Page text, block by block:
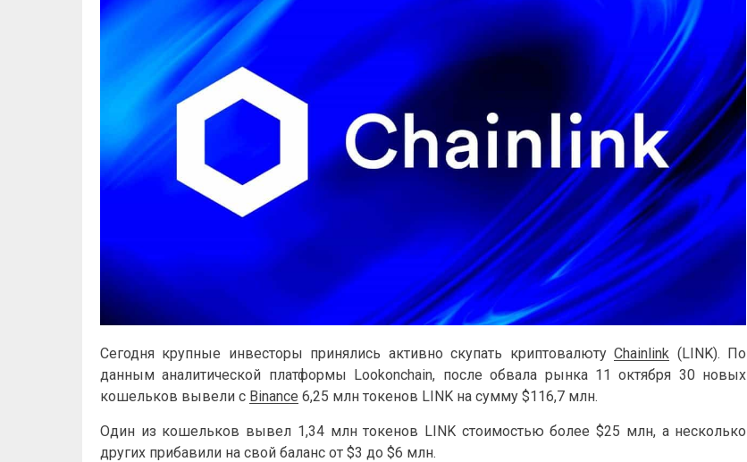
Сегодня крупные инвесторы принялись активно скупать криптовалютуChainlink (LINK). По
данным аналитической платформы Lookonchain, ​​после обвала рынка 11 октября 30 новых
кошельков вывели с Binance 6,25 млн токенов LINK на сумму $116,7 млн.
Один из кошельков вывел 1,34 млн токенов LINK стоимостью более $25 млн, а несколько
других прибавили на свой баланс от $3 до $6 млн.